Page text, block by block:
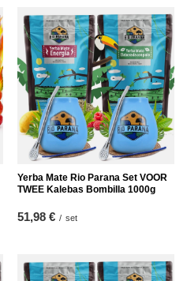
Yerba Mate Rio Parana Set VOOR
TWEE Kalebas Bombilla 1000g
51,98 € / set